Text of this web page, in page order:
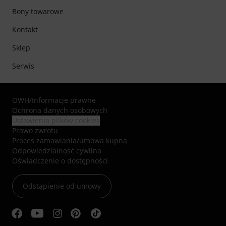
Bony towarowe
Kontakt
Sklep
Serwis
OWH/Informacje prawne
Ochrona danych osobowych
Prawo zwrotu
Proces zamawiania/umowa kupna
Odpowiedzialność cywilna
Oświadczenie o dostępności
Odstąpienie od umowy